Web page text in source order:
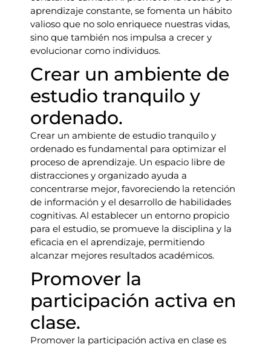
aprendizaje constante, se fomenta un hábito
valioso que no solo enriquece nuestras vidas,
sino que también nos impulsa a crecer y
evolucionar como individuos.
Crear un ambiente de
estudio tranquilo y
ordenado.
Crear un ambiente de estudio tranquilo y
ordenado es fundamental para optimizar el
proceso de aprendizaje. Un espacio libre de
distracciones y organizado ayuda a
concentrarse mejor, favoreciendo la retención
de información y el desarrollo de habilidades
cognitivas. Al establecer un entorno propicio
para el estudio, se promueve la disciplina y la
eficacia en el aprendizaje, permitiendo
alcanzar mejores resultados académicos.
Promover la
participación activa en
clase.
Promover la participación activa en clase es